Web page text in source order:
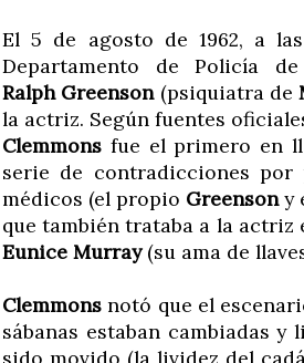
El 5 de agosto de 1962, a
Departamento de Policía
Ralph Greenson(psiquiatra de
la actriz. Según fuentes
Clemmons fue el primero en
serie de contradicciones por
médicos (el propio Greensony
que también trataba a la actriz
Eunice Murray(su ama de
Clemmons notó que el
sábanas estaban cambiadas
sido movido (la lividez del